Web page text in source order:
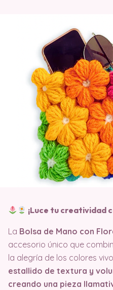
¡Luce tu creatividad
La Bolsa de Mano con
accesorio único que
la alegría de los colores
estallido de textura y
creando una pieza